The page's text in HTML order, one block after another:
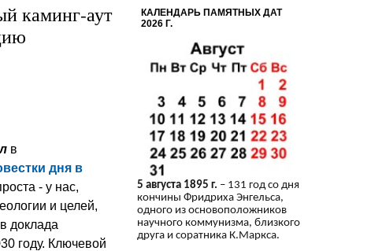
каминг-аут
в
дня в
- у нас,
и целей,
доклада
году. Ключевой
КАЛЕНДАРЬ ПАМЯТНЫХ ДАТ
2026 Г.
5 августа 1895 г. – 131 год со дня
кончины Фридриха Энгельса,
одного из основоположников
научного коммунизма, близкого
друга и соратника К.Маркса.